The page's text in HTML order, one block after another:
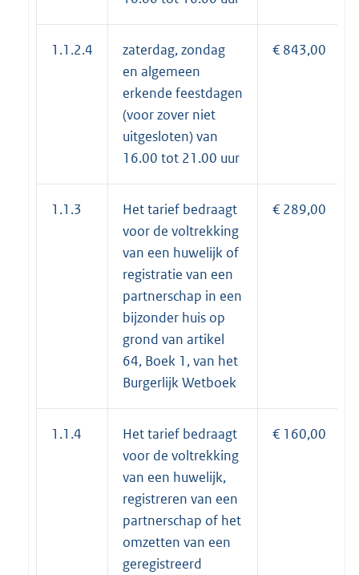
1.1.2.4
zaterdag, zondag
en algemeen
erkende feestdagen
(voor zover niet
uitgesloten) van
16.00 tot 21.00 uur
€ 843,00
1.1.3
Het tarief bedraagt
voor de voltrekking
van een huwelijk of
registratie van een
partnerschap in een
bijzonder huis op
grond van artikel
64, Boek 1, van het
Burgerlijk Wetboek
€ 289,00
1.1.4
Het tarief bedraagt
voor de voltrekking
van een huwelijk,
registreren van een
partnerschap of het
omzetten van een
geregistreerd
€ 160,00